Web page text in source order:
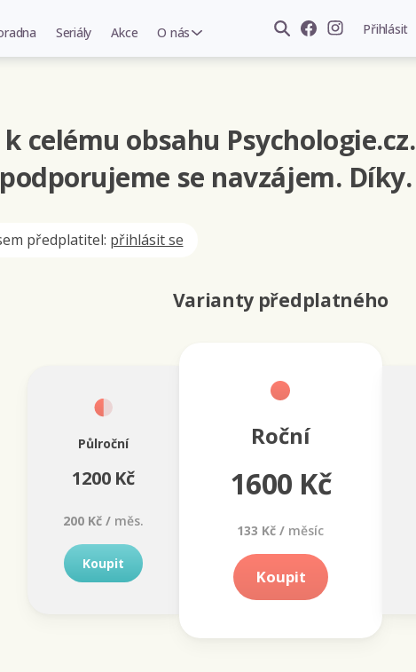
Seriály Akce O nás Přihlásit
celému obsahu Psychologie.cz.
se navzájem. Díky.
předplatitel: přihlásit se
Varianty předplatného
Půlroční
1200 Kč
200 Kč /měs.
Koupit
Roční
1600 Kč
133 Kč / měsíc
Koupit